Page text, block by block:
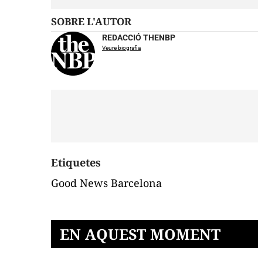
SOBRE L'AUTOR
REDACCIÓ THENBP
Veure biografia
Etiquetes
Good News Barcelona
EN AQUEST MOMENT